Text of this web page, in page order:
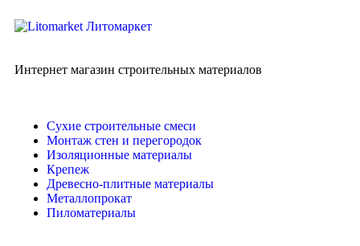
Интернет магазин строительных материалов
Сухие строительные смеси
Монтаж стен и перегородок
Изоляционные материалы
Крепеж
Древесно-плитные материалы
Металлопрокат
Пиломатериалы